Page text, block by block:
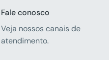
Fale conosco
Veja nossos canais de
atendimento.